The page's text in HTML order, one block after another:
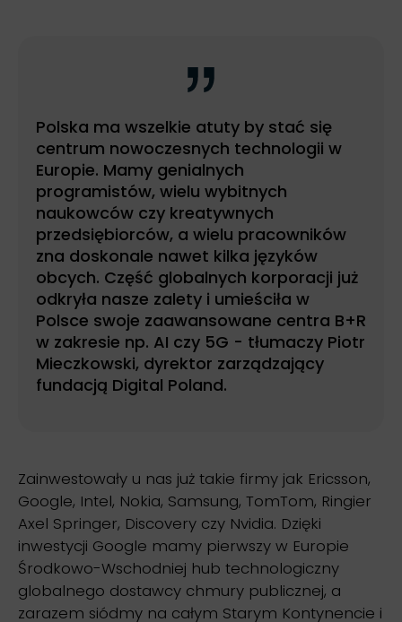
Polska ma wszelkie atuty by stać się
centrum nowoczesnych technologii w
Europie. Mamy genialnych
programistów, wielu wybitnych
naukowców czy kreatywnych
przedsiębiorców, a wielu pracowników
zna doskonale nawet kilka języków
obcych. Część globalnych korporacji już
odkryła nasze zalety i umieściła w
Polsce swoje zaawansowane centra B+R
w zakresie np. AI czy 5G - tłumaczy Piotr
Mieczkowski, dyrektor zarządzający
fundacją Digital Poland.
Zainwestowały u nas już takie firmy jak Ericsson,
Google, Intel, Nokia, Samsung, TomTom, Ringier
Axel Springer, Discovery czy Nvidia. Dzięki
inwestycji Google mamy pierwszy w Europie
Środkowo-Wschodniej hub technologiczny
globalnego dostawcy chmury publicznej, a
zarazem siódmy na całym Starym Kontynencie i